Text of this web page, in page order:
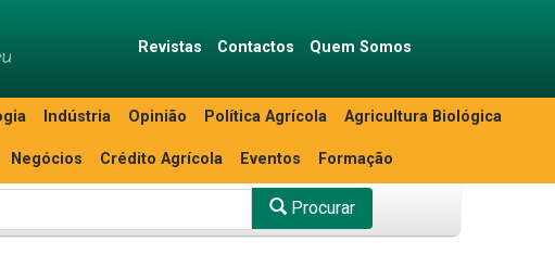
Revistas Contactos Quem Somos
Indústria Opinião Política Agrícola Agricultura Biológica
Negócios Crédito Agrícola Eventos Formação
Procurar